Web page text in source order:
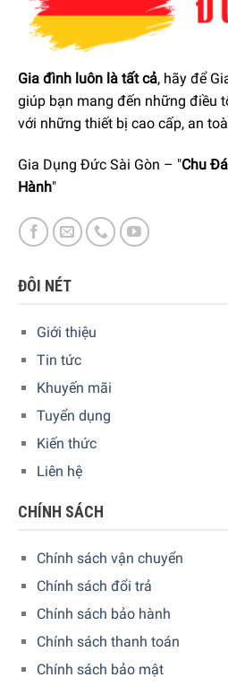
Thông số lắp đặt
Máy rửa chén
Hệ thống giàn rửa
rửa chính với khả năng chứa lên
Gia đình luôn là tất cả, hãy để
giúp bạn mang đến những điều
với những thiết bị cao cấp, an
Gia Dụng Đức Sài Gòn – "Chu
Hành"
ĐÔI NÉT
Giới thiệu
Tin tức
Khuyến mãi
Tuyển dụng
Kiến thức
Liên hệ
CHÍNH SÁCH
Chính sách vận chuyển
Chính sách đổi trả
Chính sách bảo hành
Chính sách thanh toán
Chính sách bảo mật